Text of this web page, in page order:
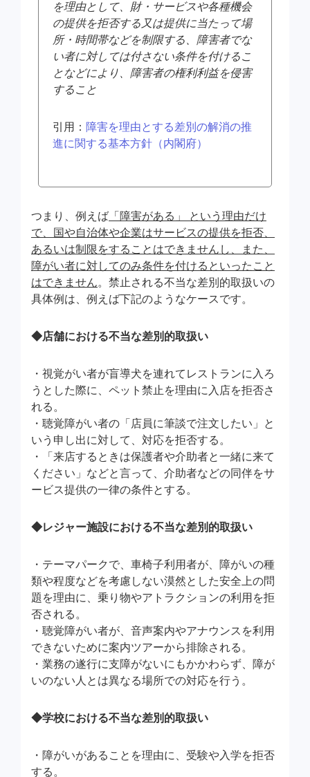
を理由として、財・サービスや各種機会
の提供を拒否する又は提供に当たって場
所・時間帯などを制限する、障害者でな
い者に対しては付さない条件を付けるこ
となどにより、障害者の権利利益を侵害
すること
引用： 障害を理由とする差別の解消の推
進に関する基本方針（内閣府）
つまり、例えば 「障害がある」 という理由だけ
で、国や自治体や企業はサービスの提供を拒否、
あるいは制限をすることはできませんし、また、
障がい者に対してのみ条件を付けるといったこと
はできません。禁止される不当な差別的取扱いの
具体例は、例えば下記のようなケースです。
◆店舗における不当な差別的取扱い
・視覚がい者が盲導犬を連れてレストランに入ろ
うとした際に、ペット禁止を理由に入店を拒否さ
れる。
・聴覚障がい者の「店員に筆談で注文したい」と
いう申し出に対して、対応を拒否する。
・「来店するときは保護者や介助者と一緒に来て
ください」などと言って、介助者などの同伴をサ
ービス提供の一律の条件とする。
◆レジャー施設における不当な差別的取扱い
・テーマパークで、車椅子利用者が、障がいの種
類や程度などを考慮しない漠然とした安全上の問
題を理由に、乗り物やアトラクションの利用を拒
否される。
・聴覚障がい者が、音声案内やアナウンスを利用
できないために案内ツアーから排除される。
・業務の遂行に支障がないにもかかわらず、障が
いのない人とは異なる場所での対応を行う。
◆学校における不当な差別的取扱い
・障がいがあることを理由に、受験や入学を拒否
する。